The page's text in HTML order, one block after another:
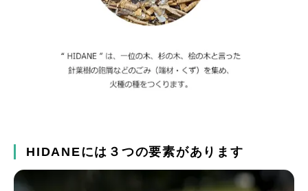
HIDANEには３つの要素があります